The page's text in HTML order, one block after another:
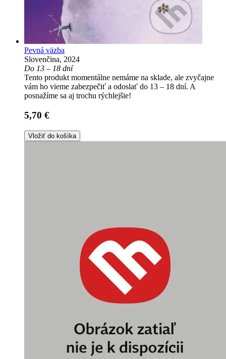
Pevná väzba
Slovenčina, 2024
Do 13 – 18 dní
Tento produkt momentálne nemáme na sklade, ale zvyčajne
vám ho vieme zabezpečiť a odoslať do 13 – 18 dní. A
posnažíme sa aj trochu rýchlejšie!
5,70 €
Vložiť do košíka